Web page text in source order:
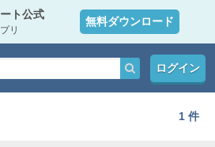
ト公式
リ
無料ダウンロード
ログイン
1 件